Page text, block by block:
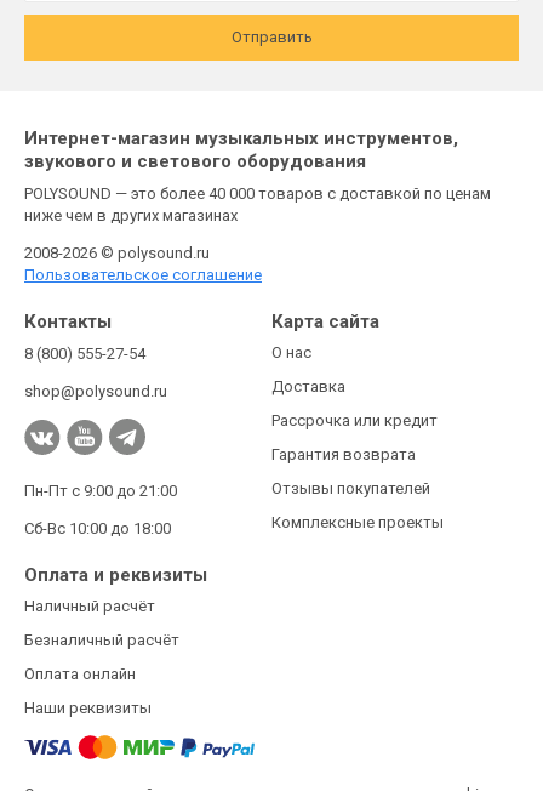
Отправить
Интернет-магазин музыкальных инструментов,
звукового и светового оборудования
POLYSOUND — это более 40 000 товаров с доставкой по ценам
ниже чем в других магазинах
2008-2026 © polysound.ru
Пользовательское соглашение
Контакты
8 (800) 555-27-54
shop@polysound.ru
Пн-Пт с 9:00 до 21:00
Сб-Вс 10:00 до 18:00
Карта сайта
О нас
Доставка
Рассрочка или кредит
Гарантия возврата
Отзывы покупателей
Комплексные проекты
Оплата и реквизиты
Наличный расчёт
Безналичный расчёт
Оплата онлайн
Наши реквизиты